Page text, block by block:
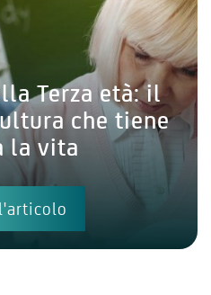
Terza età: il
che tiene
la vita